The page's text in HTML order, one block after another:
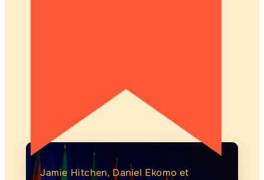
Jamie Hitchen, Daniel Ekomo et